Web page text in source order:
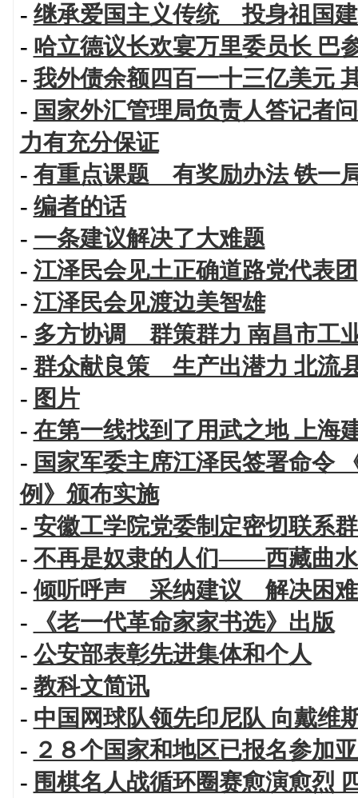
- 继承爱国主义传统 投身祖国
- 哈立德议长欢宴万里委员长 巴
- 我外债余额四百一十三亿美元
- 国家外汇管理局负责人答记者
力有充分保证
- 有重点课题 有奖励办法 铁一
- 编者的话
- 一条建议解决了大难题
- 江泽民会见土正确道路党代表团
- 江泽民会见渡边美智雄
- 多方协调 群策群力 南昌市工
- 群众献良策 生产出潜力 北流
- 图片
- 在第一线找到了用武之地 上海
- 国家军委主席江泽民签署命令
例》颁布实施
- 安徽工学院党委制定密切联系
- 不再是奴隶的人们——西藏曲
-倾听呼声 采纳建议 解决困难
-
《老一代革命家家书选》出版
- 公安部表彰先进集体和个人
- 教科文简讯
- 中国网球队领先印尼队 向戴维
- ２８个国家和地区已报名参加
- 围棋名人战循环圈赛愈演愈烈